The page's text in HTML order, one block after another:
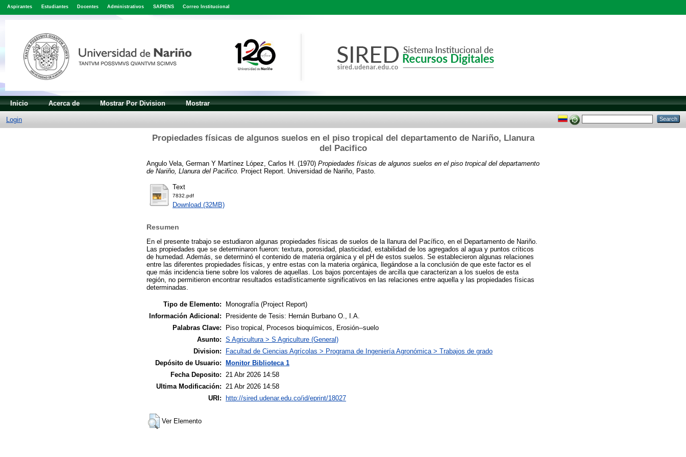
Aspirantes Estudiantes Docentes Administrativos SAPIENS Correo Institucional
Inicio Acerca de Mostrar Por Division Mostrar
Login
Propiedades físicas de algunos suelos en el piso tropical del departamento de Nariño, Llanura
del Pacifico
Angulo Vela, German Y Martínez López, Carlos H. (1970) Propiedades físicas de algunos suelos en el piso tropical del departamento
de Nariño, Llanura del Pacifico. Project Report. Universidad de Nariño, Pasto.
Text
7832.pdf
Download (32MB)
Resumen
En el presente trabajo se estudiaron algunas propiedades físicas de suelos de la llanura del Pacífico, en el Departamento de Nariño.
Las propiedades que se determinaron fueron: textura, porosidad, plasticidad, estabilidad de los agregados al agua y puntos críticos
de humedad. Además, se determinó el contenido de materia orgánica y el pH de estos suelos. Se establecieron algunas relaciones
entre las diferentes propiedades físicas, y entre estas con la materia orgánica, llegándose a la conclusión de que este factor es el
que más incidencia tiene sobre los valores de aquellas. Los bajos porcentajes de arcilla que caracterizan a los suelos de esta
región, no permitieron encontrar resultados estadísticamente significativos en las relaciones entre aquella y las propiedades físicas
determinadas.
Tipo de Elemento:
Monografía (Project Report)
Información Adicional:
Presidente de Tesis: Hernán Burbano O., I.A.
Palabras Clave:
Piso tropical, Procesos bioquímicos, Erosión--suelo
Asunto: S Agricultura > S Agriculture (General)
Division:
Facultad de Ciencias Agrícolas > Programa de Ingeniería Agronómica > Trabajos de grado
Depósito de Usuario: Monitor Biblioteca 1
Fecha Deposito:
21 Abr 2026 14:58
Ultima Modificación:
21 Abr 2026 14:58
URI: http://sired.udenar.edu.co/id/eprint/18027
Ver Elemento